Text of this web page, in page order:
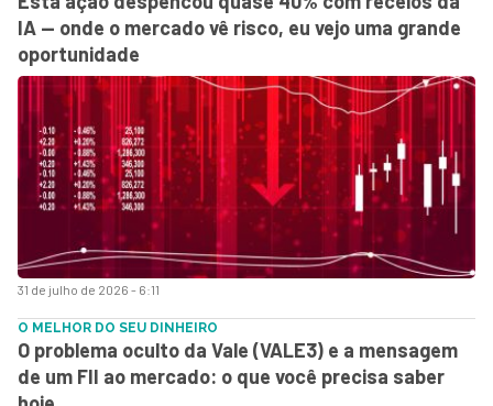
31 de julho de 2026 - 6:11
IA — onde o mercado vê risco, eu vejo uma grande
oportunidade
O MELHOR DO SEU DINHEIRO
O problema oculto da Vale (VALE3) e a mensagem
de um FII ao mercado: o que você precisa saber